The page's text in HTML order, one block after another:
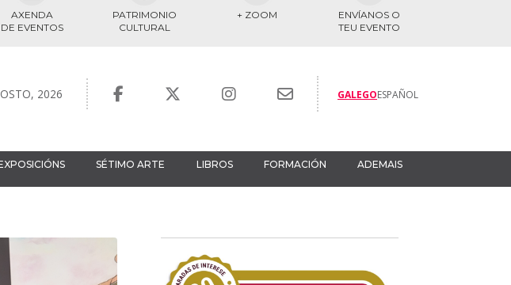
AXENDA
DE EVENTOS
PATRIMONIO
CULTURAL
+ ZOOM
ENVÍANOS O
TEU EVENTO
2026 GALEGOESPAÑOL
SÉTIMO ARTE LIBROS FORMACIÓN ADEMAIS